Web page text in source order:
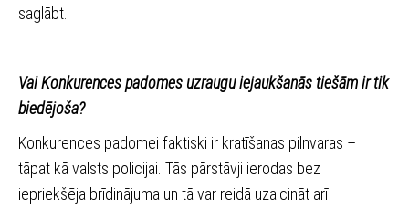
saglābt.
Vai Konkurences padomes uzraugu iejaukšanās tiešām ir tik
biedējoša?
Konkurences padomei faktiski ir kratīšanas pilnvaras –
tāpat kā valsts policijai. Tās pārstāvji ierodas bez
iepriekšēja brīdinājuma un tā var reidā uzaicināt arī